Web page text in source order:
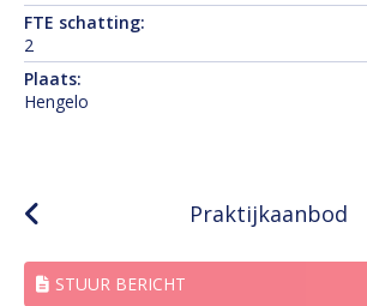
FTE schatting:
2
Plaats:
Hengelo
Praktijkaanbod
STUUR BERICHT